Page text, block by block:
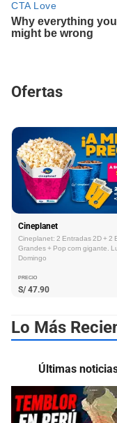
Ofertas
Cineplanet
Cineplanet: 2 Entradas 2D + 2
Grandes + Pop corn gigante.
Domingo
PRECIO
S/ 47.90
Lo Más
Últimas